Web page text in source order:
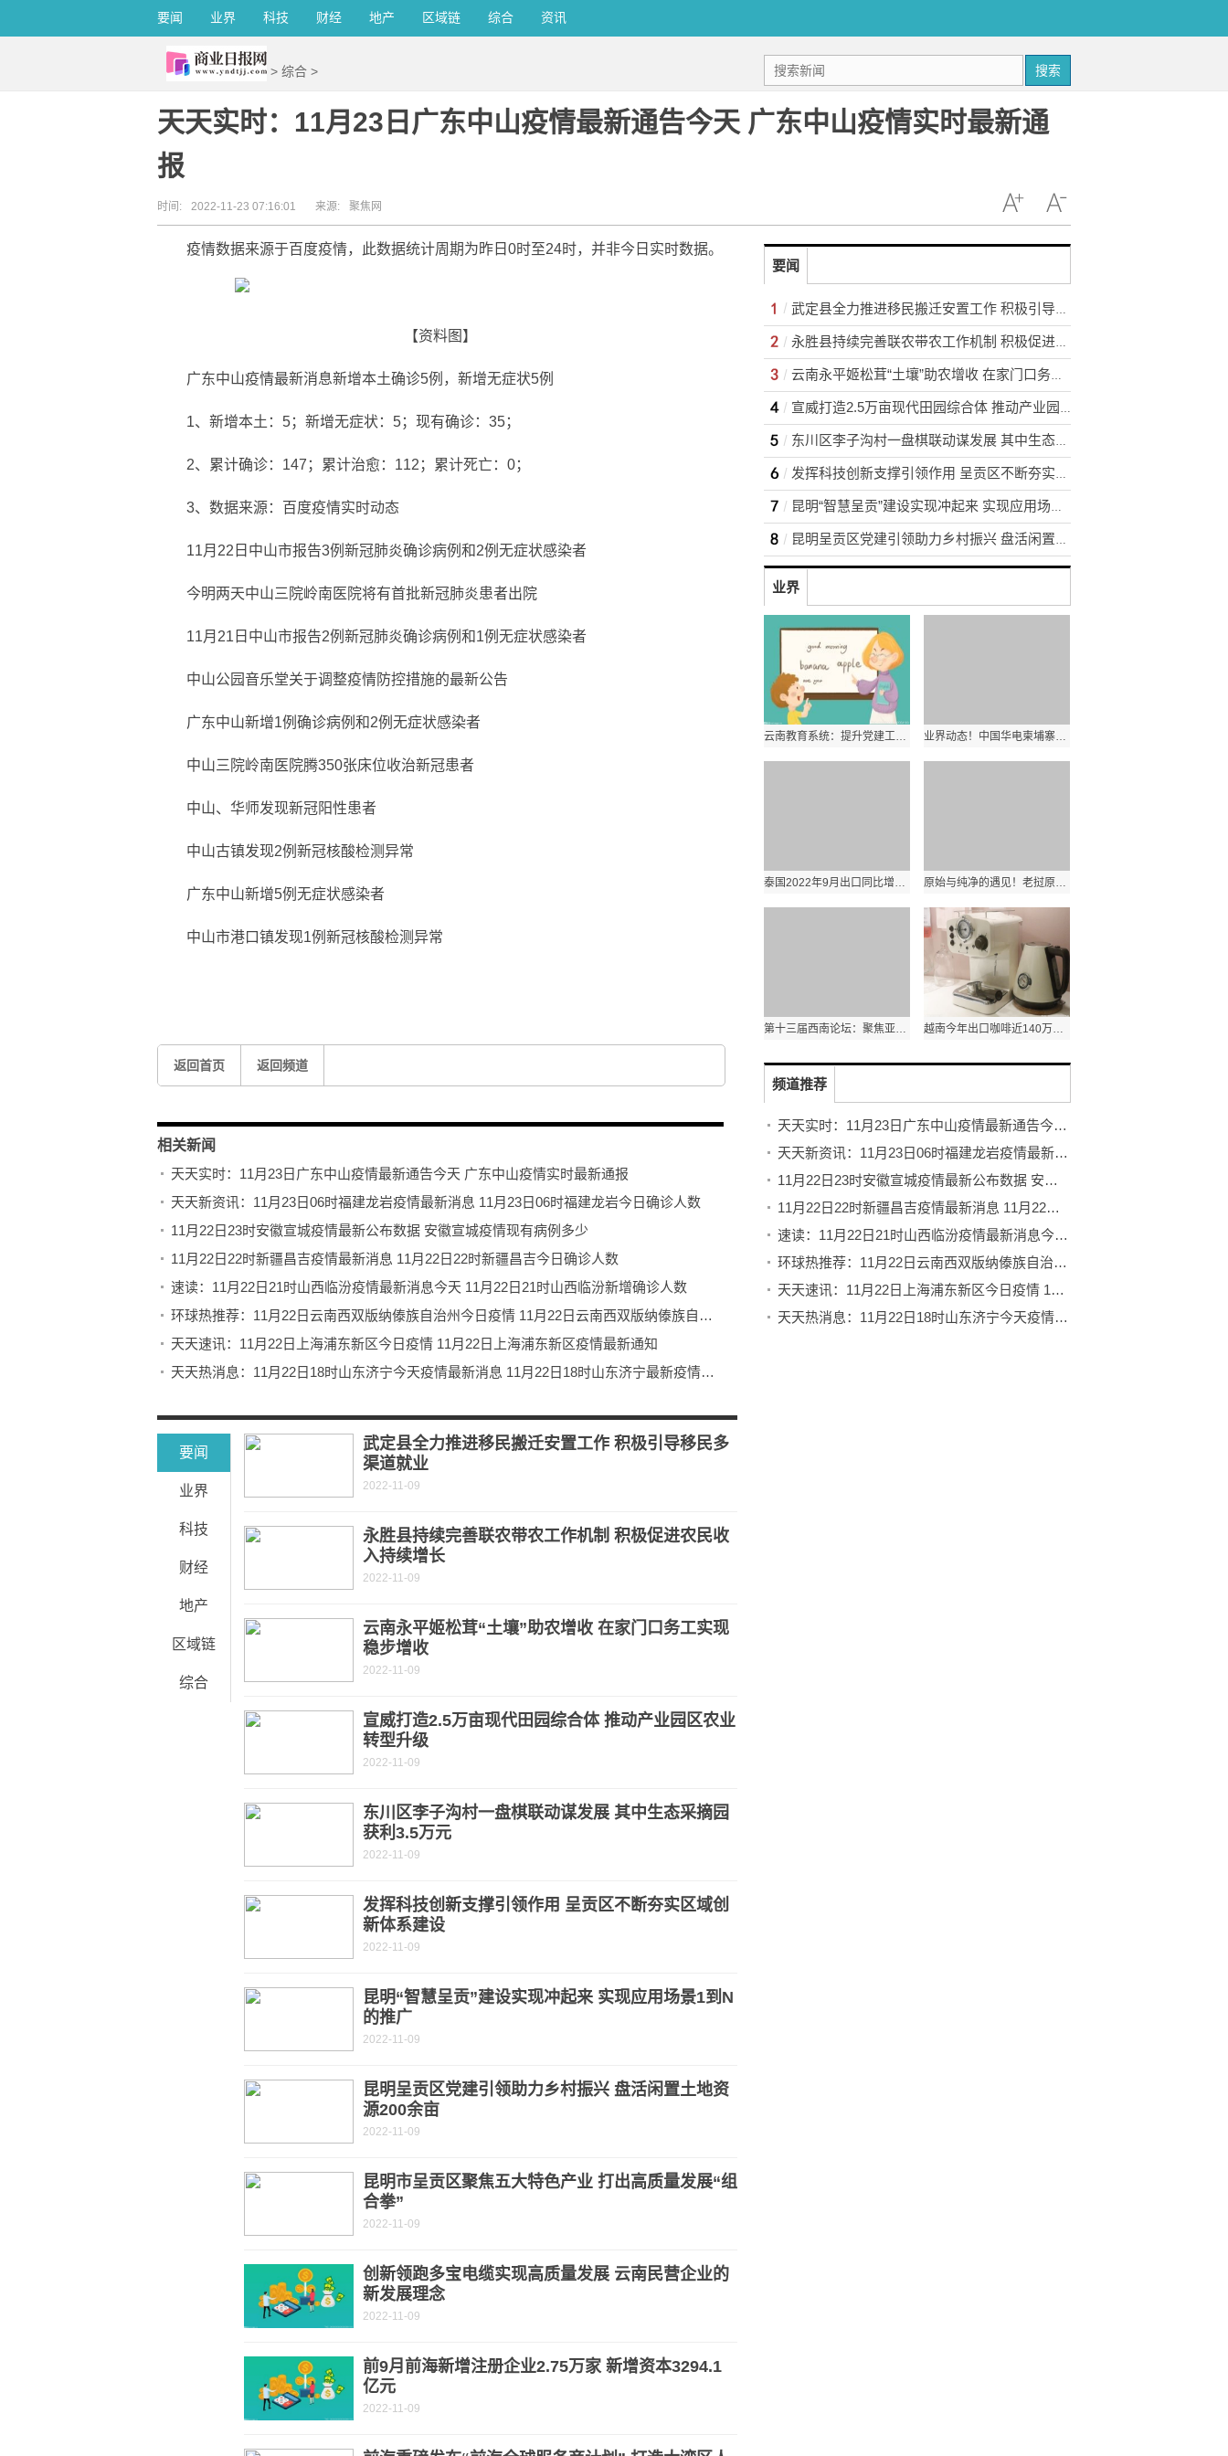
要闻 业界 科技 财经 地产 区域链 综合 资讯
> 综合 > 搜索
天天实时：11月23日广东中山疫情最新通告今天 广东中山疫情实时最新通
报
时间: 2022-11-23 07:16:01 来源: 聚焦网
疫情数据来源于百度疫情，此数据统计周期为昨日0时至24时，并非今日实时数据。
【资料图】
广东中山疫情最新消息新增本土确诊5例，新增无症状5例
1、新增本土：5；新增无症状：5；现有确诊：35；
2、累计确诊：147；累计治愈：112；累计死亡：0；
3、数据来源：百度疫情实时动态
11月22日中山市报告3例新冠肺炎确诊病例和2例无症状感染者
今明两天中山三院岭南医院将有首批新冠肺炎患者出院
11月21日中山市报告2例新冠肺炎确诊病例和1例无症状感染者
中山公园音乐堂关于调整疫情防控措施的最新公告
广东中山新增1例确诊病例和2例无症状感染者
中山三院岭南医院腾350张床位收治新冠患者
中山、华师发现新冠阳性患者
中山古镇发现2例新冠核酸检测异常
广东中山新增5例无症状感染者
中山市港口镇发现1例新冠核酸检测异常
返回首页 返回频道
相关新闻
天天实时：11月23日广东中山疫情最新通告今天 广东中山疫情实时最新通报
天天新资讯：11月23日06时福建龙岩疫情最新消息 11月23日06时福建龙岩今日确诊人数
11月22日23时安徽宣城疫情最新公布数据 安徽宣城疫情现有病例多少
11月22日22时新疆昌吉疫情最新消息 11月22日22时新疆昌吉今日确诊人数
速读：11月22日21时山西临汾疫情最新消息今天 11月22日21时山西临汾新增确诊人数
环球热推荐：11月22日云南西双版纳傣族自治州今日疫情 11月22日云南西双版纳傣族自治州疫情最新通知
天天速讯：11月22日上海浦东新区今日疫情 11月22日上海浦东新区疫情最新通知
天天热消息：11月22日18时山东济宁今天疫情最新消息 11月22日18时山东济宁最新疫情情况
要闻
业界
科技
财经
地产
区域链
综合
武定县全力推进移民搬迁安置工作 积极引导移民多
渠道就业
2022-11-09
永胜县持续完善联农带农工作机制 积极促进农民收
入持续增长
2022-11-09
云南永平姬松茸“土壤”助农增收 在家门口务工实现
稳步增收
2022-11-09
宣威打造2.5万亩现代田园综合体 推动产业园区农业
转型升级
2022-11-09
东川区李子沟村一盘棋联动谋发展 其中生态采摘园
获利3.5万元
2022-11-09
发挥科技创新支撑引领作用 呈贡区不断夯实区域创
新体系建设
2022-11-09
昆明“智慧呈贡”建设实现冲起来 实现应用场景1到N
的推广
2022-11-09
昆明呈贡区党建引领助力乡村振兴 盘活闲置土地资
源200余亩
2022-11-09
昆明市呈贡区聚焦五大特色产业 打出高质量发展“组
合拳”
2022-11-09
创新领跑多宝电缆实现高质量发展 云南民营企业的
新发展理念
2022-11-09
前9月前海新增注册企业2.75万家 新增资本3294.1
亿元
2022-11-09
要闻
武定县全力推进移民搬迁安置工作 积极引导移民多渠道就业
永胜县持续完善联农带农工作机制 积极促进农民收入持续增长
云南永平姬松茸“土壤”助农增收 在家门口务工实现稳步增收
宣威打造2.5万亩现代田园综合体 推动产业园区农业转型升级
东川区李子沟村一盘棋联动谋发展 其中生态采摘园获利3.5万元
发挥科技创新支撑引领作用 呈贡区不断夯实区域创新体系建设
昆明“智慧呈贡”建设实现冲起来 实现应用场景1到N的推广
昆明呈贡区党建引领助力乡村振兴 盘活闲置土地资源200余亩
业界
云南教育系统：提升党建工作质量是办学治校的基本功和生命线 业界动态！中国华电柬埔寨西港项目首台机组顺利通过试验
泰国2022年9月出口同比增长7.8% 农产品出口额同比增长1.8% 原始与纯净的遇见！老挝原生态古树茶亮相第五届进博会
第十三届西南论坛：聚焦亚太格局演变和区域合作新发展 越南今年出口咖啡近140万吨 其中出口额达31.6亿美元
频道推荐
天天实时：11月23日广东中山疫情最新通告今天 广东中山疫情实时最新通报
天天新资讯：11月23日06时福建龙岩疫情最新消息 11月23日06时福建龙岩今日确诊人数
11月22日23时安徽宣城疫情最新公布数据 安徽宣城疫情现有病例多少
11月22日22时新疆昌吉疫情最新消息 11月22日22时新疆昌吉今日确诊人数
速读：11月22日21时山西临汾疫情最新消息今天 11月22日21时山西临汾新增确诊人数
环球热推荐：11月22日云南西双版纳傣族自治州今日疫情 11月22日云南西双版纳傣族自治州疫情最新通知
天天速讯：11月22日上海浦东新区今日疫情 11月22日上海浦东新区疫情最新通知
天天热消息：11月22日18时山东济宁今天疫情最新消息 11月22日18时山东济宁最新疫情情况